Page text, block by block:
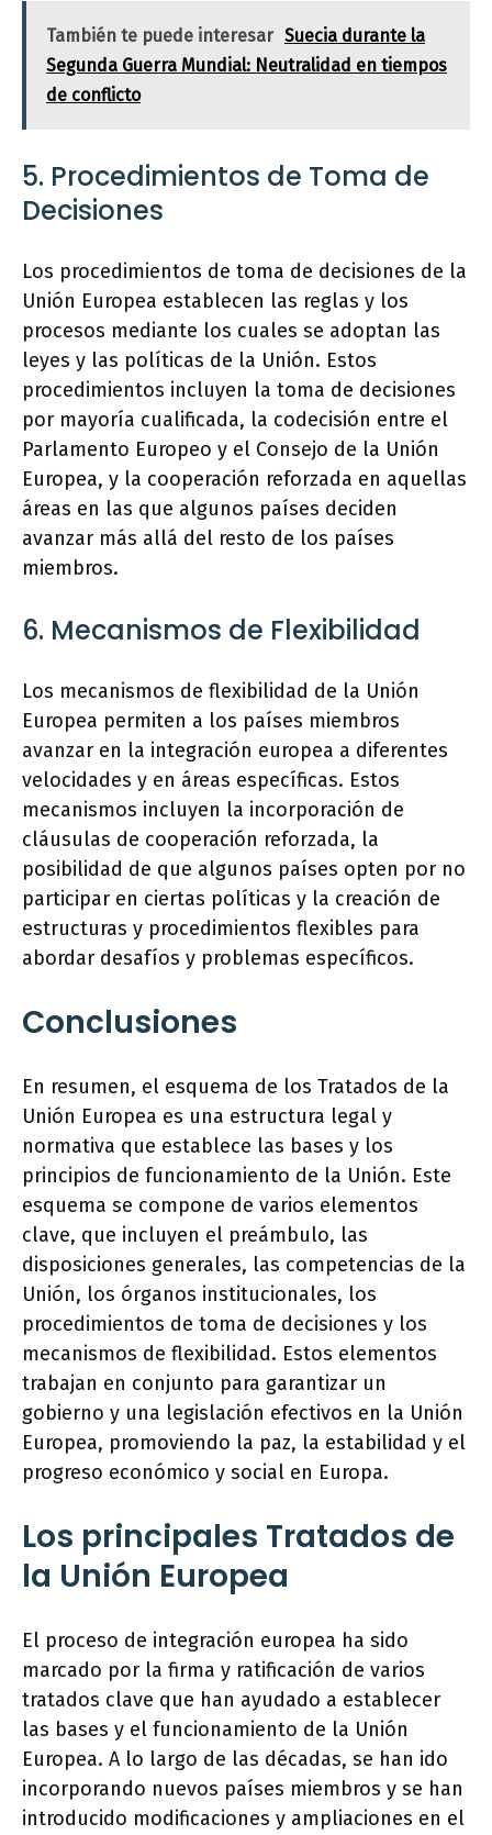
También te puede interesar Suecia durante la
Segunda Guerra Mundial: Neutralidad en tiempos
de conflicto
5. Procedimientos de Toma de
Decisiones
Los procedimientos de toma de decisiones de la
Unión Europea establecen las reglas y los
procesos mediante los cuales se adoptan las
leyes y las políticas de la Unión. Estos
procedimientos incluyen la toma de decisiones
por mayoría cualificada, la codecisión entre el
Parlamento Europeo y el Consejo de la Unión
Europea, y la cooperación reforzada en aquellas
áreas en las que algunos países deciden
avanzar más allá del resto de los países
miembros.
6. Mecanismos de Flexibilidad
Los mecanismos de flexibilidad de la Unión
Europea permiten a los países miembros
avanzar en la integración europea a diferentes
velocidades y en áreas específicas. Estos
mecanismos incluyen la incorporación de
cláusulas de cooperación reforzada, la
posibilidad de que algunos países opten por no
participar en ciertas políticas y la creación de
estructuras y procedimientos flexibles para
abordar desafíos y problemas específicos.
Conclusiones
En resumen, el esquema de los Tratados de la
Unión Europea es una estructura legal y
normativa que establece las bases y los
principios de funcionamiento de la Unión. Este
esquema se compone de varios elementos
clave, que incluyen el preámbulo, las
disposiciones generales, las competencias de la
Unión, los órganos institucionales, los
procedimientos de toma de decisiones y los
mecanismos de flexibilidad. Estos elementos
trabajan en conjunto para garantizar un
gobierno y una legislación efectivos en la Unión
Europea, promoviendo la paz, la estabilidad y el
progreso económico y social en Europa.
Los principales Tratados de
la Unión Europea
El proceso de integración europea ha sido
marcado por la firma y ratificación de varios
tratados clave que han ayudado a establecer
las bases y el funcionamiento de la Unión
Europea. A lo largo de las décadas, se han ido
incorporando nuevos países miembros y se han
introducido modificaciones y ampliaciones en el